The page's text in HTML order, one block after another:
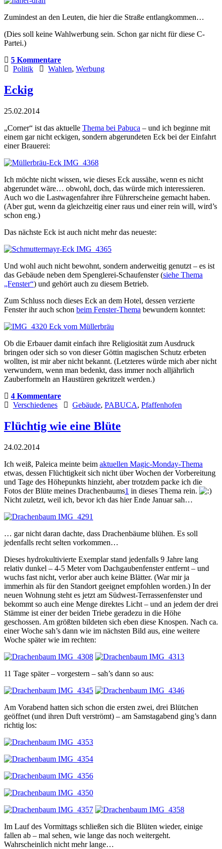
Zumindest an den Leuten, die hier die Straße entlangkommen…
(Dies soll keine Wahlwerbung sein. Schon gar nicht für diese C-
Partei.)
5 Kommentare
Politik
Wahlen, Werbung
Eckig
25.02.2014
„Corner“ ist das aktuelle Thema bei Pabuca – und ich beginne mit
einem gar nicht eckigen, sondern abgerundeten Eck bei der Einfahrt
einer Brauerei:
Ich möchte nicht wissen, wie dieses Eck aussähe, wenn es nicht
abgerundet wäre… obwohl, doch, das würde mich interessieren.
Auch wo die Lastwagenfahrer ihre Führerscheine gemacht haben.
(Aber gut, wenn da gleichzeitig einer raus und einer rein will, wird’s
schon eng.)
Das nächste Eck ist auch nicht mehr das neueste:
Und wohl auch nicht bewohnt, sondern anderweitig genutzt – es ist
das Gebäude neben dem Spenglerei-Schaufenster (siehe Thema
„Fenster“) und gehört auch zu diesem Betrieb.
Zum Schluss noch dieses Eck an dem Hotel, dessen verzierte
Fenster ihr auch schon beim Fenster-Thema bewundern konntet:
Ob die Erbauer damit einfach ihre Religiosität zum Ausdruck
bringen oder sich so von dieser Göttin magischen Schutz erbeten
wollten, ist mir aber nicht bekannt. (Letzteres würde mich aber nicht
verwundern, wenn man bedenkt, dass immer noch alljährlich
Zauberformeln an Haustüren gekritzelt werden.)
4 Kommentare
Verschiedenes
Gebäude, PABUCA, Pfaffenhofen
Flüchtig wie eine Blüte
24.02.2014
Ich weiß, Paleica meinte beim aktuellen Magic-Monday-Thema
etwas, dessen Flüchtigkeit sich nicht über Wochen der Vorbereitung
und Tage des Höhepunkts hinzieht, aber trotzdem packe ich die
Fotos der Blüte meines Drachenbaums1 in dieses Thema rein.
Nicht zuletzt, weil ich, bevor ich das hier Ende Januar sah…
… gar nicht daran dachte, dass Drachenbäume blühen. Es soll
jedenfalls recht selten vorkommen…
Dieses hydrokultivierte Exemplar stand jedenfalls 9 Jahre lang
relativ dunkel – 4-5 Meter vom Dachgauben­fenster entfernt – und
wuchs fast nicht, verlor aber auch keine Blätter. (War mir ja
immerhin als für den Standort geeignet empfohlen worden.) In der
neuen Wohnung steht es jetzt am Südwest-Terrassenfenster und
bekommt so auch eine Menge direktes Licht – und an jedem der drei
Stämme ist einer der beiden Triebe geradezu in die Höhe
geschossen. Am größten bildeten sich eben diese Knospen. Nach ca.
einer Woche sah’s dann wie im nächsten Bild aus, eine weitere
Woche später wie im rechten:
11 Tage später – vorgestern – sah’s dann so aus:
Am Vorabend hatten sich schon die ersten zwei, drei Blütchen
geöffnet (und ihren Duft verströmt) – am Samstagabend ging’s dann
richtig los:
Im Lauf des Vormittags schließen sich die Blüten wieder, einige
fallen ab – mal sehen, wie lange das noch weitergeht.
Wahrscheinlich nicht mehr lange…